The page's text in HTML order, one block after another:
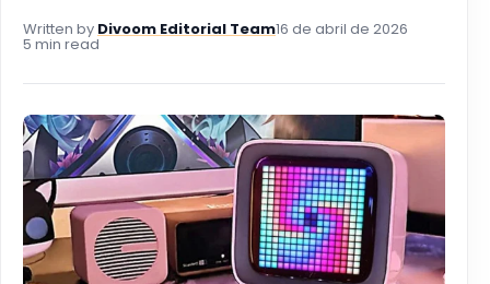
Written by Divoom Editorial Team16 de abril de 2026
5 min read